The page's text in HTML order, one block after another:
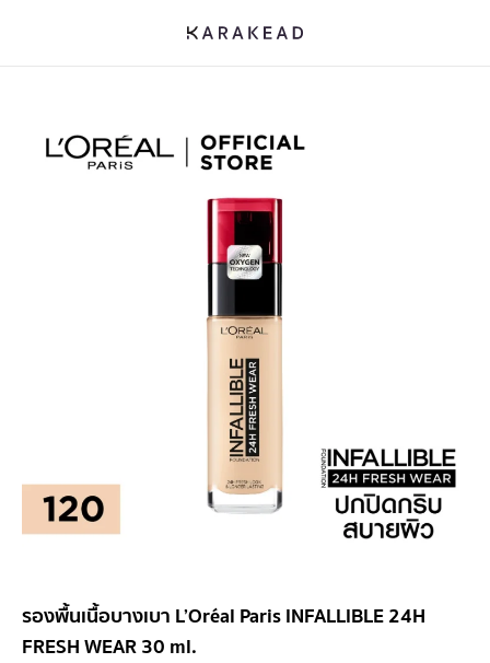
รองพื้นเนื้อบางเบา L’Oréal Paris INFALLIBLE 24H
FRESH WEAR 30 ml.